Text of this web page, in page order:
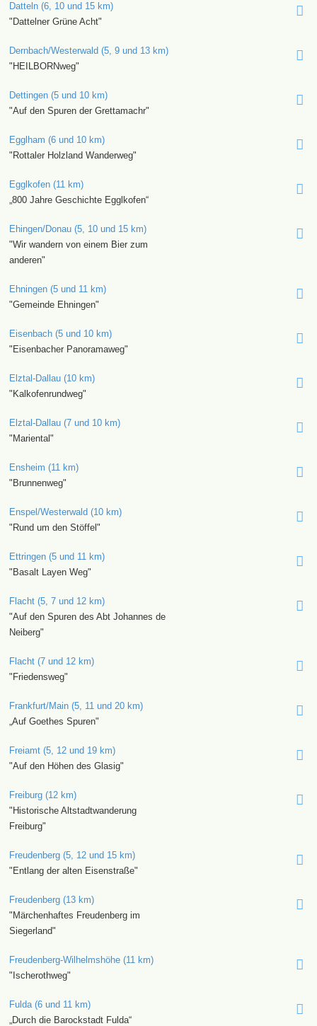
Datteln (6, 10 und 15 km)
"Dattelner Grüne Acht"
Dernbach/Westerwald (5, 9 und 13 km)
"HEILBORNweg"
Dettingen (5 und 10 km)
"Auf den Spuren der Grettamachr"
Egglham (6 und 10 km)
"Rottaler Holzland Wanderweg"
Egglkofen (11 km)
„800 Jahre Geschichte Egglkofen“
Ehingen/Donau (5, 10 und 15 km)
"Wir wandern von einem Bier zum
anderen"
Ehningen (5 und 11 km)
"Gemeinde Ehningen"
Eisenbach (5 und 10 km)
"Eisenbacher Panoramaweg"
Elztal-Dallau (10 km)
"Kalkofenrundweg"
Elztal-Dallau (7 und 10 km)
"Mariental"
Ensheim (11 km)
"Brunnenweg"
Enspel/Westerwald (10 km)
"Rund um den Stöffel"
Ettringen (5 und 11 km)
"Basalt Layen Weg"
Flacht (5, 7 und 12 km)
"Auf den Spuren des Abt Johannes de
Neiberg"
Flacht (7 und 12 km)
"Friedensweg"
Frankfurt/Main (5, 11 und 20 km)
„Auf Goethes Spuren"
Freiamt (5, 12 und 19 km)
"Auf den Höhen des Glasig"
Freiburg (12 km)
"Historische Altstadtwanderung
Freiburg"
Freudenberg (5, 12 und 15 km)
"Entlang der alten Eisenstraße"
Freudenberg (13 km)
"Märchenhaftes Freudenberg im
Siegerland"
Freudenberg-Wilhelmshöhe (11 km)
"Ischerothweg"
Fulda (6 und 11 km)
„Durch die Barockstadt Fulda“